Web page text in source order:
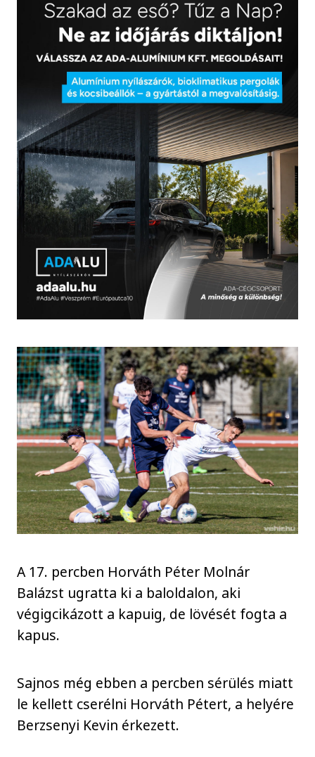
A 17. percben Horváth Péter Molnár
Balázst ugratta ki a baloldalon, aki
végigcikázott a kapuig, de lövését fogta a
kapus.
Sajnos még ebben a percben sérülés miatt
le kellett cserélni Horváth Pétert, a helyére
Berzsenyi Kevin érkezett.